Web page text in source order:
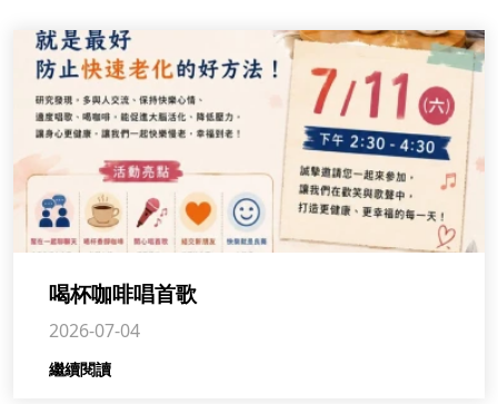
喝杯咖啡唱首歌
2026-07-04
繼續閱讀